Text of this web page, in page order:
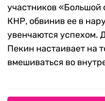
участников «Большой
КНР, обвинив ее в
увенчаются успехом.
Пекин настаивает на
вмешиваться во